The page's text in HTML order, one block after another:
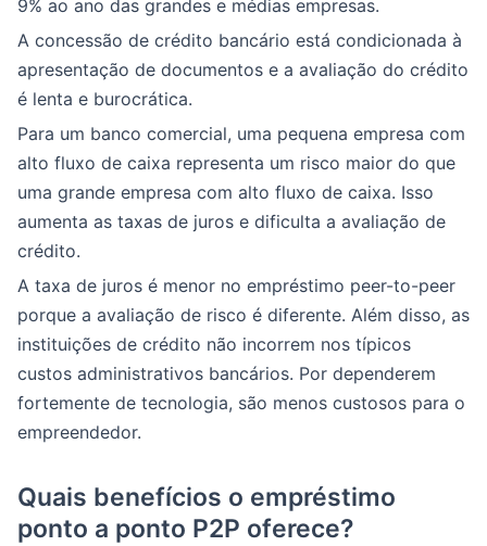
9% ao ano das grandes e médias empresas.
A concessão de crédito bancário está condicionada à
apresentação de documentos e a avaliação do crédito
é lenta e burocrática.
Para um banco comercial, uma pequena empresa com
alto fluxo de caixa representa um risco maior do que
uma grande empresa com alto fluxo de caixa. Isso
aumenta as taxas de juros e dificulta a avaliação de
crédito.
A taxa de juros é menor no empréstimo peer-to-peer
porque a avaliação de risco é diferente. Além disso, as
instituições de crédito não incorrem nos típicos
custos administrativos bancários. Por dependerem
fortemente de tecnologia, são menos custosos para o
empreendedor.
Quais benefícios o empréstimo
ponto a ponto P2P oferece?